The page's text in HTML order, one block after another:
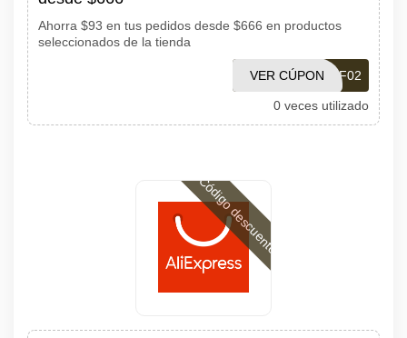
Ahorra $93 en tus pedidos desde $666 en productos
seleccionados de la tienda
PDF02
VER CÚPON
0 veces utilizado
Código descuento